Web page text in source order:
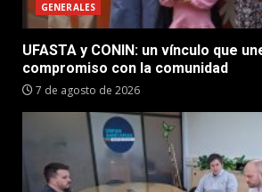
GENERALES
UFASTA y CONIN: un vínculo que
compromiso con la comunidad
7 de agosto de 2026